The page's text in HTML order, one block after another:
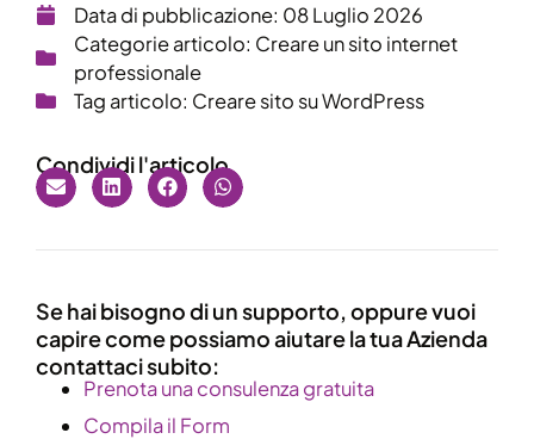
Data di pubblicazione: 08 Luglio 2026
Categorie articolo: Creare un sito internet
professionale
Tag articolo: Creare sito su WordPress
Condividi l'articolo
Se hai bisogno di un supporto, oppure vuoi
capire come possiamo aiutare la tua Azienda
contattaci subito:
​Prenota una consulenza gratuita
Compila il Form